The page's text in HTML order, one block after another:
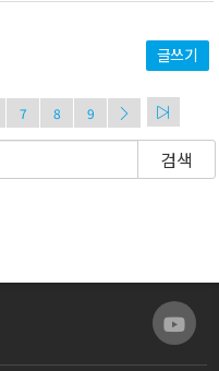
글쓰기
7 8 9
검색